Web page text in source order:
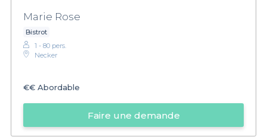
Marie Rose
Bistrot
1 - 80 pers.
Necker
€€ Abordable
Faire une demande